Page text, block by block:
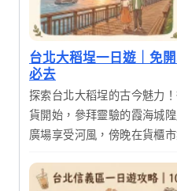
台北大稻埕一日遊｜免
必去
探索台北大稻埕的古今魅力
貨開始，參拜靈驗的霞海城
廣場享受河風，傍晚在貨櫃